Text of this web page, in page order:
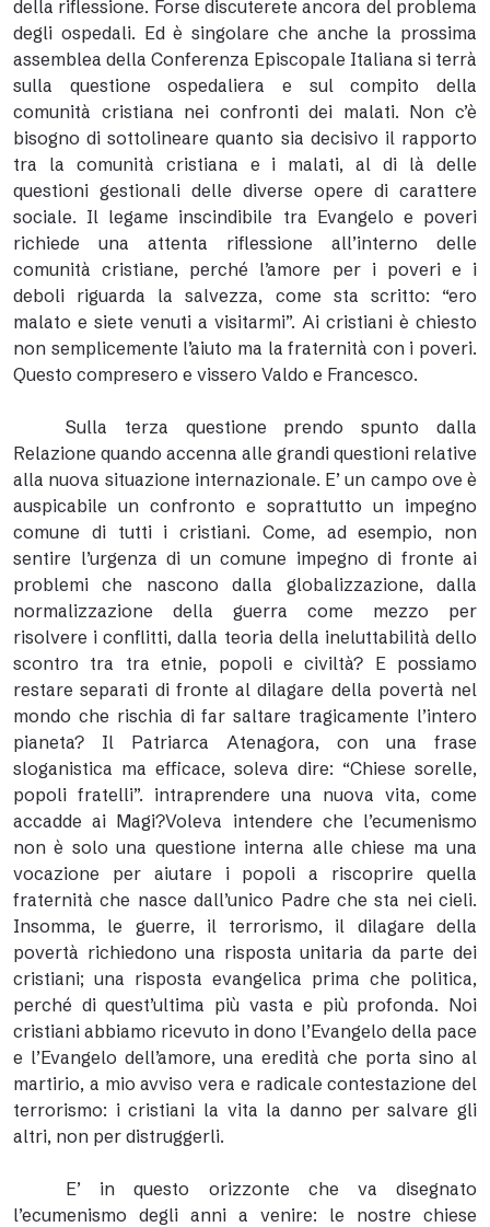
della riflessione. Forse discuterete ancora del problema
degli ospedali. Ed è singolare che anche la prossima
assemblea della Conferenza Episcopale Italiana si terrà
sulla questione ospedaliera e sul compito della
comunità cristiana nei confronti dei malati. Non c’è
bisogno di sottolineare quanto sia decisivo il rapporto
tra la comunità cristiana e i malati, al di là delle
questioni gestionali delle diverse opere di carattere
sociale. Il legame inscindibile tra Evangelo e poveri
richiede una attenta riflessione all’interno delle
comunità cristiane, perché l’amore per i poveri e i
deboli riguarda la salvezza, come sta scritto: “ero
malato e siete venuti a visitarmi”. Ai cristiani è chiesto
non semplicemente l’aiuto ma la fraternità con i poveri.
Questo compresero e vissero Valdo e Francesco.
Sulla terza questione prendo spunto dalla
Relazione quando accenna alle grandi questioni relative
alla nuova situazione internazionale. E’ un campo ove è
auspicabile un confronto e soprattutto un impegno
comune di tutti i cristiani. Come, ad esempio, non
sentire l’urgenza di un comune impegno di fronte ai
problemi che nascono dalla globalizzazione, dalla
normalizzazione della guerra come mezzo per
risolvere i conflitti, dalla teoria della ineluttabilità dello
scontro tra tra etnie, popoli e civiltà? E possiamo
restare separati di fronte al dilagare della povertà nel
mondo che rischia di far saltare tragicamente l’intero
pianeta? Il Patriarca Atenagora, con una frase
sloganistica ma efficace, soleva dire: “Chiese sorelle,
popoli fratelli”. intraprendere una nuova vita, come
accadde ai Magi?Voleva intendere che l’ecumenismo
non è solo una questione interna alle chiese ma una
vocazione per aiutare i popoli a riscoprire quella
fraternità che nasce dall’unico Padre che sta nei cieli.
Insomma, le guerre, il terrorismo, il dilagare della
povertà richiedono una risposta unitaria da parte dei
cristiani; una risposta evangelica prima che politica,
perché di quest’ultima più vasta e più profonda. Noi
cristiani abbiamo ricevuto in dono l’Evangelo della pace
e l’Evangelo dell’amore, una eredità che porta sino al
martirio, a mio avviso vera e radicale contestazione del
terrorismo: i cristiani la vita la danno per salvare gli
altri, non per distruggerli.
E’ in questo orizzonte che va disegnato
l’ecumenismo degli anni a venire: le nostre chiese